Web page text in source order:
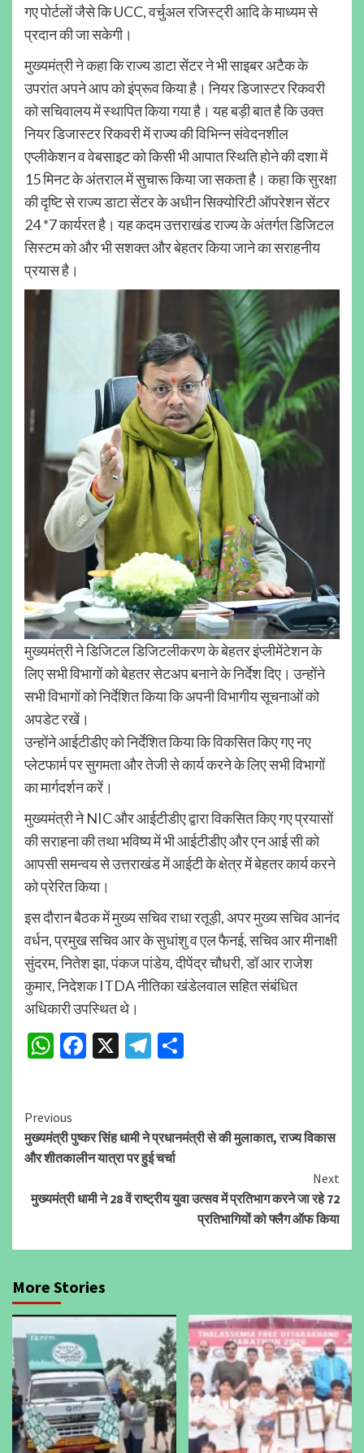
गए पोर्टलों जैसे कि UCC, वर्चुअल रजिस्ट्री आदि के माध्यम से
प्रदान की जा सकेगी।
मुख्यमंत्री ने कहा कि राज्य डाटा सेंटर ने भी साइबर अटैक के
उपरांत अपने आप को इंप्रूव किया है। नियर डिजास्टर रिकवरी
को सचिवालय में स्थापित किया गया है। यह बड़ी बात है कि उक्त
नियर डिजास्टर रिकवरी में राज्य की विभिन्न संवेदनशील
एप्लीकेशन व वेबसाइट को किसी भी आपात स्थिति होने की दशा में
15 मिनट के अंतराल में सुचारू किया जा सकता है। कहा कि सुरक्षा
की दृष्टि से राज्य डाटा सेंटर के अधीन सिक्योरिटी ऑपरेशन सेंटर
24 *7 कार्यरत है। यह कदम उत्तराखंड राज्य के अंतर्गत डिजिटल
सिस्टम को और भी सशक्त और बेहतर किया जाने का सराहनीय
प्रयास है।
मुख्यमंत्री ने डिजिटल डिजिटलीकरण के बेहतर इंप्लीमेंटेशन के
लिए सभी विभागों को बेहतर सेटअप बनाने के निर्देश दिए। उन्होंने
सभी विभागों को निर्देशित किया कि अपनी विभागीय सूचनाओं को
अपडेट रखें।
उन्होंने आईटीडीए को निर्देशित किया कि विकसित किए गए नए
प्लेटफार्म पर सुगमता और तेजी से कार्य करने के लिए सभी विभागों
का मार्गदर्शन करें।
मुख्यमंत्री ने NIC और आईटीडीए द्वारा विकसित किए गए प्रयासों
की सराहना की तथा भविष्य में भी आईटीडीए और एन आई सी को
आपसी समन्वय से उत्तराखंड में आईटी के क्षेत्र में बेहतर कार्य करने
को प्रेरित किया।
इस दौरान बैठक में मुख्य सचिव राधा रतूड़ी, अपर मुख्य सचिव आनंद
वर्धन, प्रमुख सचिव आर के सुधांशु व एल फैनई, सचिव आर मीनाक्षी
सुंदरम, नितेश झा, पंकज पांडेय, दीपेंद्र चौधरी, डॉ आर राजेश
कुमार, निदेशक ITDA नीतिका खंडेलवाल सहित संबंधित
अधिकारी उपस्थित थे।
WhatsApp
Facebook
X Telegram
Continue
Reading
Previous
मुख्यमंत्री पुष्कर सिंह धामी ने प्रधानमंत्री से की मुलाकात, राज्य विकास
और शीतकालीन यात्रा पर हुई चर्चा
Next
मुख्यमंत्री धामी ने 28 वें राष्ट्रीय युवा उत्सव में प्रतिभाग करने जा रहे 72
प्रतिभागियों को फ्लैग ऑफ किया
More Stories